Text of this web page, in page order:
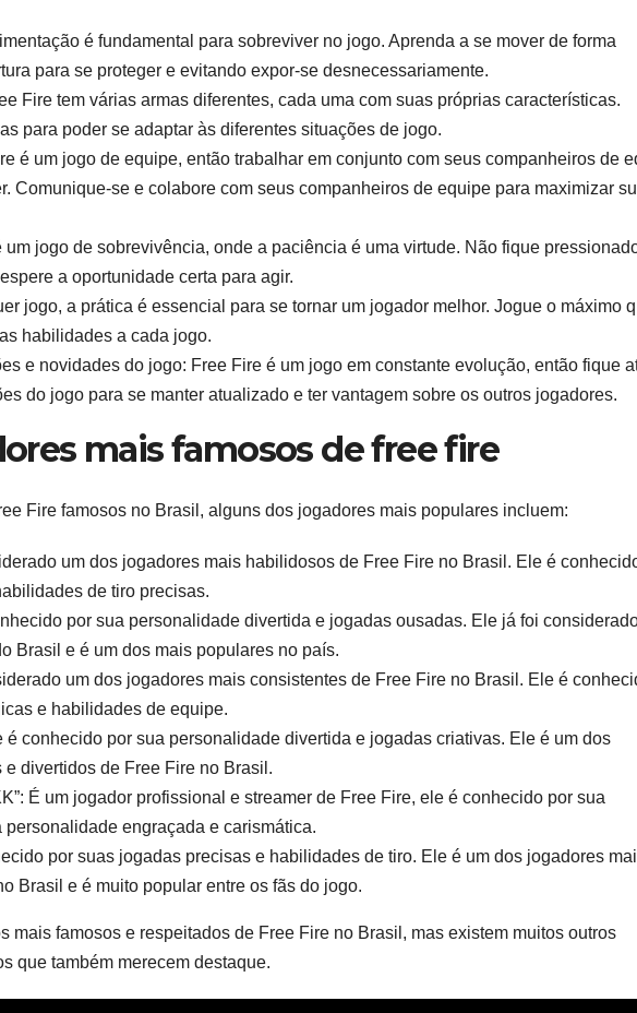
é fundamental para sobreviver no jogo. Aprenda a se mover de forma
para se proteger e evitando expor-se desnecessariamente.
Fire tem várias armas diferentes, cada uma com suas próprias características.
para poder se adaptar às diferentes situações de jogo.
é um jogo de equipe, então trabalhar em conjunto com seus companheiros de
Comunique-se e colabore com seus companheiros de equipe para maximizar
jogo de sobrevivência, onde a paciência é uma virtude. Não fique
a oportunidade certa para agir.
jogo, a prática é essencial para se tornar um jogador melhor. Jogue o máximo
habilidades a cada jogo.
e novidades do jogo: Free Fire é um jogo em constante evolução, então fique
do jogo para se manter atualizado e ter vantagem sobre os outros jogadores.
mais famosos de free fire
Fire famosos no Brasil, alguns dos jogadores mais populares incluem:
um dos jogadores mais habilidosos de Free Fire no Brasil. Ele é
de tiro precisas.
por sua personalidade divertida e jogadas ousadas. Ele já foi
Brasil e é um dos mais populares no país.
um dos jogadores mais consistentes de Free Fire no Brasil. Ele é
e habilidades de equipe.
é conhecido por sua personalidade divertida e jogadas criativas. Ele é um dos
divertidos de Free Fire no Brasil.
É um jogador profissional e streamer de Free Fire, ele é conhecido por sua
engraçada e carismática.
por suas jogadas precisas e habilidades de tiro. Ele é um dos jogadores
Brasil e é muito popular entre os fãs do jogo.
mais famosos e respeitados de Free Fire no Brasil, mas existem muitos outros
que também merecem destaque.